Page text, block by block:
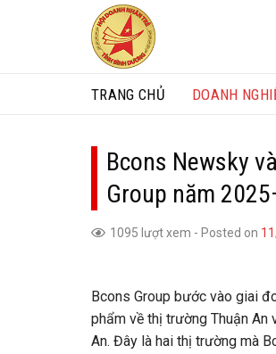
TRANG CHỦ DOANH
Bcons Newsky
Group năm
1095 lượt xem - Posted on
Bcons Group bước vào giai
phẩm về thị trường Thuận
An. Đây là hai thị trường mà